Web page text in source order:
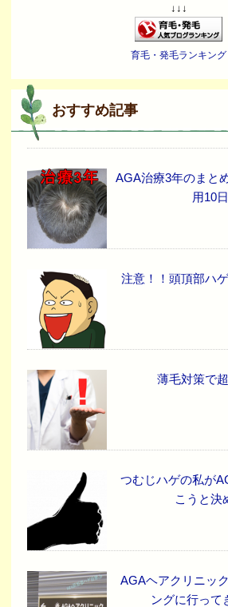
↓↓↓
育毛・発毛ランキング
おすすめ記事
AGA治療3年のまと
用10
注意！！頭頂部ハ
薄毛対策で
つむじハゲの私が
こうと決
AGAヘアクリニッ
ングに行って